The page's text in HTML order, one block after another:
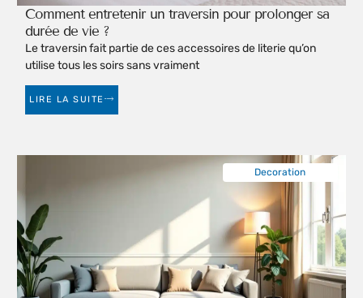
Comment entretenir un traversin pour prolonger sa
durée de vie ?
Le traversin fait partie de ces accessoires de literie qu’on
utilise tous les soirs sans vraiment
LIRE LA SUITE
Decoration